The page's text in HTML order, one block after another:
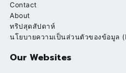
Contact
About
ทริปสุดสัปดาห์
นโยบายความเป็นส่วนตัวของข้อมูล
Our Websites